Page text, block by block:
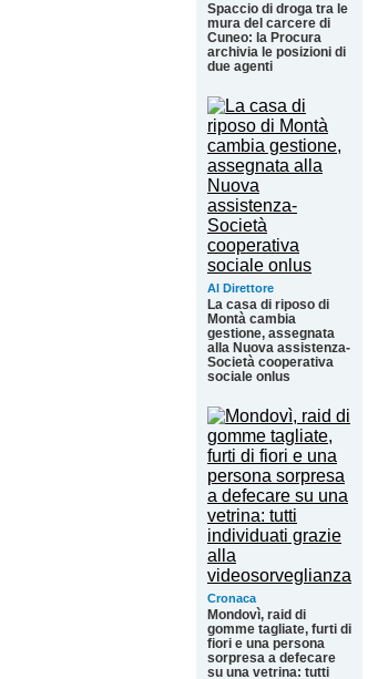
Spaccio di droga tra le
mura del carcere di
Cuneo: la Procura
archivia le posizioni di
due agenti
Al Direttore
La casa di riposo di
Montà cambia
gestione, assegnata
alla Nuova assistenza-
Società cooperativa
sociale onlus
Cronaca
Mondovì, raid di
gomme tagliate, furti di
fiori e una persona
sorpresa a defecare
su una vetrina: tutti